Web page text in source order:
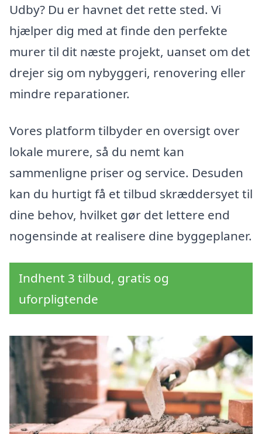
Udby? Du er havnet det rette sted. Vi
hjælper dig med at finde den perfekte
murer til dit næste projekt, uanset om det
drejer sig om nybyggeri, renovering eller
mindre reparationer.
Vores platform tilbyder en oversigt over
lokale murere, så du nemt kan
sammenligne priser og service. Desuden
kan du hurtigt få et tilbud skræddersyet til
dine behov, hvilket gør det lettere end
nogensinde at realisere dine byggeplaner.
Indhent 3 tilbud, gratis og
uforpligtende